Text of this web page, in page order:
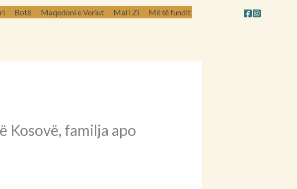
Botë Maqedoni e Veriut Mal i Zi Më të fundit
Kosovë, familja apo